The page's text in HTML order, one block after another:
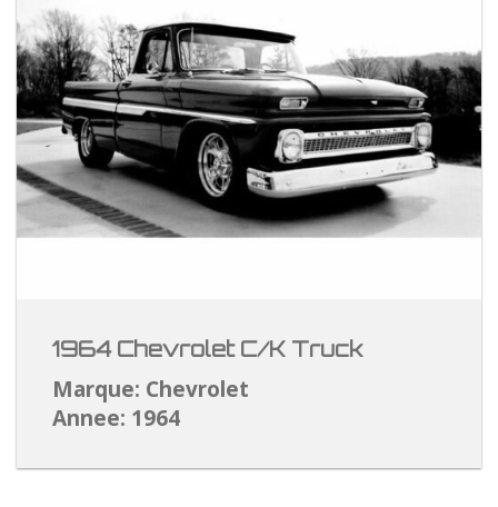
1964 Chevrolet C/K Truck
Marque: Chevrolet
Annee: 1964